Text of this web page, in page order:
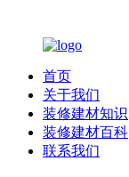
首页
关于我们
装修建材知识
装修建材百科
联系我们